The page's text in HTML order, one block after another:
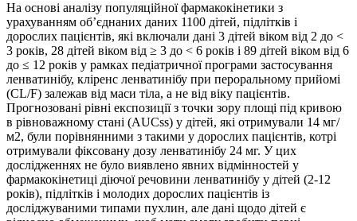
На основі аналізу популяційної фармакокінетики з
урахуванням об’єднаних даних 1100 дітей, підлітків і
дорослих пацієнтів, які включали дані 3 дітей віком від 2 до <
3 років, 28 дітей віком від ≥ 3 до < 6 років і 89 дітей віком від 6
до ≤ 12 років у рамках педіатричної програми застосування
ленватинібу, кліренс ленватинібу при пероральному прийомі
(CL/F) залежав від маси тіла, а не від віку пацієнтів.
Прогнозовані рівні експозиції з точки зору площі під кривою
в рівноважному стані (AUCss) у дітей, які отримували 14 мг/
м2, були порівнянними з такими у дорослих пацієнтів, котрі
отримували фіксовану дозу ленватинібу 24 мг. У цих
дослідженнях не було виявлено явних відмінностей у
фармакокінетиці діючої речовини ленватинібу у дітей (2-12
років), підлітків і молодих дорослих пацієнтів із
досліджуваними типами пухлин, але дані щодо дітей є